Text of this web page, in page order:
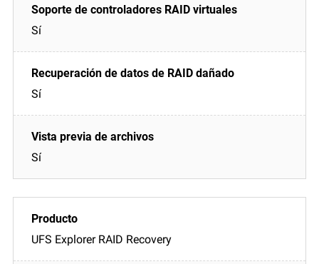
Sí
Sí
Sí
UFS Explorer RAID Recovery